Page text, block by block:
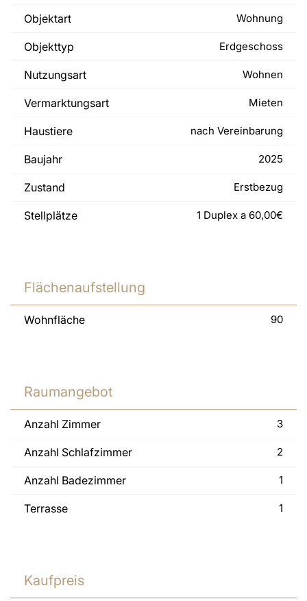
Objektart Wohnung
Objekttyp Erdgeschoss
Nutzungsart Wohnen
Vermarktungsart Mieten
Haustiere nach Vereinbarung
Baujahr 2025
Zustand Erstbezug
Stellplätze 1 Duplex a 60,00€
Flächenaufstellung
Wohnfläche 90
Raumangebot
Anzahl Zimmer 3
Anzahl Schlafzimmer 2
Anzahl Badezimmer 1
Terrasse 1
Kaufpreis